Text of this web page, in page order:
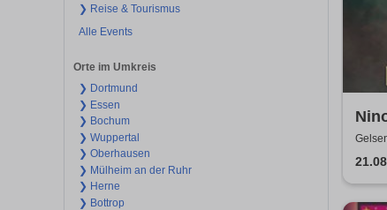
❯ Reise & Tourismus
Alle Events
Orte im Umkreis
❯ Dortmund
❯ Essen
❯ Bochum
❯ Wuppertal
❯ Oberhausen
❯ Mülheim an der Ruhr
❯ Herne
❯ Bottrop